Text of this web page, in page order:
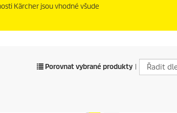
Kärcher jsou vhodné všude
Porovnat vybrané produkty |